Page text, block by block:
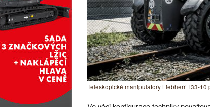
Teleskopické manipulátory Liebherr T33-